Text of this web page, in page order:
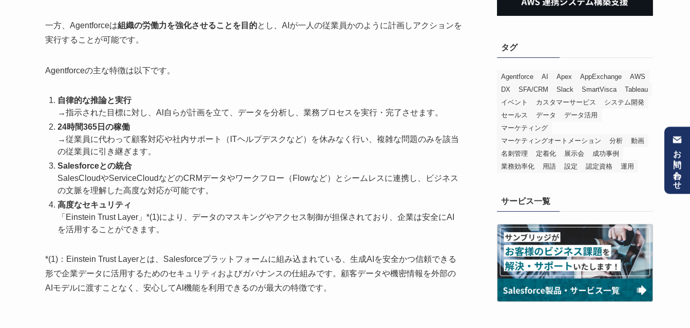
一方、Agentforceは組織の労働力を強化させることを目的とし、AIが一人の従業員かのように計画しアクションを
実行することが可能です。
Agentforceの主な特徴は以下です。
自律的な推論と実行
→指示された目標に対し、AI自らが計画を立て、データを分析し、業務プロセスを実行・完了させます。
24時間365日の稼働
→従業員に代わって顧客対応や社内サポート（ITヘルプデスクなど）を休みなく行い、複雑な問題のみを該当
の従業員に引き継ぎます。
Salesforceとの統合
SalesCloudやServiceCloudなどのCRMデータやワークフロー（Flowなど）とシームレスに連携し、ビジネス
の文脈を理解した高度な対応が可能です。
高度なセキュリティ
「Einstein Trust Layer」*(1)により、データのマスキングやアクセス制御が担保されており、企業は安全にAI
を活用することができます。
*(1)：Einstein Trust Layerとは、Salesforceプラットフォームに組み込まれている、生成AIを安全かつ信頼できる
形で企業データに活用するためのセキュリティおよびガバナンスの仕組みです。顧客データや機密情報を外部の
AIモデルに渡すことなく、安心してAI機能を利用できるのが最大の特徴です。
タグ
Agentforce AI Apex AppExchange
AWS
DX
SFA/CRM Slack SmartVisca
Tableau
イベント
カスタマーサービス
システム開発
セールス
データ
データ活用
マーケティング
マーケティングオートメーション
分析
動画
名刺管理
定着化 展示会
成功事例
業務効率化
用語 設定 認定資格 運用
サービス一覧
お問い合わせ